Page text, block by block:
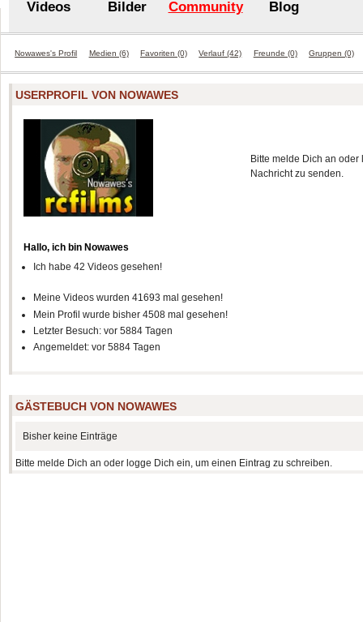
Videos Bilder Community Blog
Nowawes's Profil Medien (6) Favoriten (0) Verlauf (42) Freunde (0) Gruppen (0)
USERPROFIL VON NOWAWES
Hallo, ich bin Nowawes
Ich habe 42 Videos gesehen!
Meine Videos wurden 41693 mal gesehen!
Mein Profil wurde bisher 4508 mal gesehen!
Letzter Besuch: vor 5884 Tagen
Angemeldet: vor 5884 Tagen
Bitte melde Dich an
Nachricht zu senden.
GÄSTEBUCH VON NOWAWES
Bisher keine Einträge
Bitte melde Dich an oder logge Dich ein, um einen Eintrag zu schreiben.